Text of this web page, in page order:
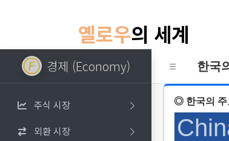
옐로우의 세계
한국
경제 (Economy)
주식 시장
외환 시장
◎ 한국의 주